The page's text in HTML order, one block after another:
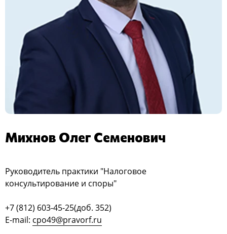
Михнов Олег Семенович
Руководитель практики "Налоговое
консультирование и споры"
+7 (812) 603-45-25(доб. 352)
E-mail: cpo49@pravorf.ru